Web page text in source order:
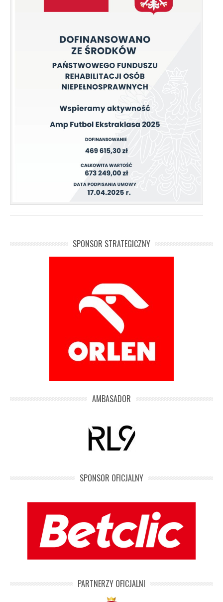
SPONSOR STRATEGICZNY
AMBASADOR
SPONSOR OFICJALNY
PARTNERZY OFICJALNI